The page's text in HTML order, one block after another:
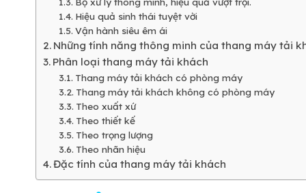
Hiệu quả sinh thái tuyệt vời
Vận hành siêu êm ái
Những tính năng thông minh của thang máy tải
Phân loại thang máy tải khách
Thang máy tải khách có phòng máy
Thang máy tải khách không có phòng máy
Theo xuất xứ
Theo thiết kế
Theo trọng lượng
Theo nhãn hiệu
Đặc tính của thang máy tải khách